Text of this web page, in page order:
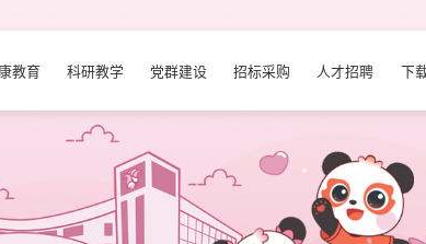
教育 科研教学 党群建设 招标采购 人才招聘 下